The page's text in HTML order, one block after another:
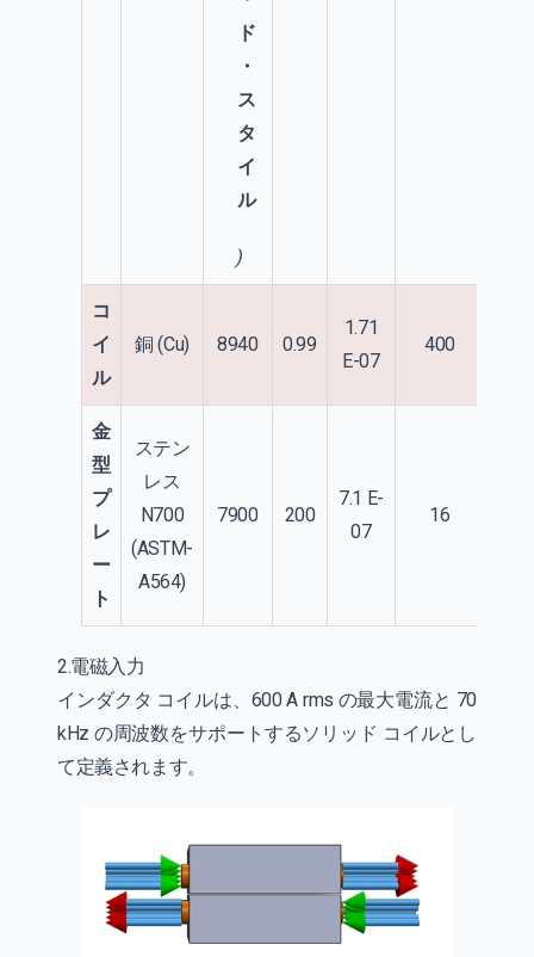
)
コ
イ
ル
銅 (Cu) 8940 0.99
1.71
E-07
400
金
型
プ
レ
ー
ト
ステン
レス
N700
(ASTM-
A564)
7900 200
7.1 E-
07
16
2.電磁入力
インダクタ コイルは、600 A rms の最大電流と 70
kHz の周波数をサポートするソリッド コイルとし
て定義されます。